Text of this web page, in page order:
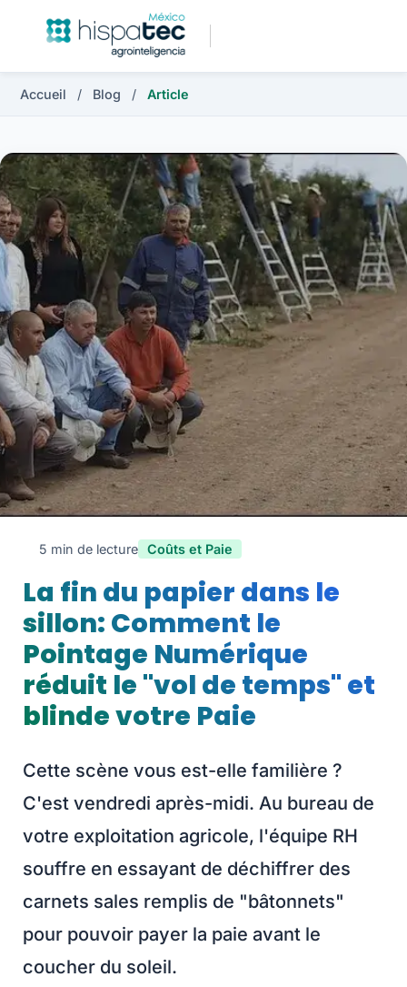
Accueil / Blog / Article
5 min de lecture Coûts et Paie
La fin du papier dans le
sillon: Comment le
Pointage Numérique
réduit le "vol de temps" et
blinde votre Paie
Cette scène vous est-elle familière ?
C'est vendredi après-midi. Au bureau de
votre exploitation agricole, l'équipe RH
souffre en essayant de déchiffrer des
carnets sales remplis de "bâtonnets"
pour pouvoir payer la paie avant le
coucher du soleil.